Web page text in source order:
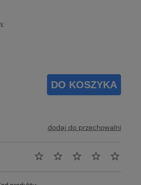
kosztów płatności
DO KOSZYKA
dodaj do przechowalni